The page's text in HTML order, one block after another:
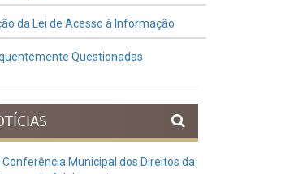
da Lei de Acesso à Informação